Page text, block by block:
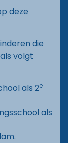
deze
die
volgt
als 2e
als